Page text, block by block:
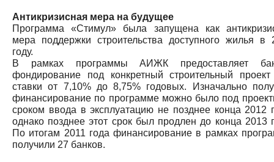
Антикризисная мера на будущее
Программа «Стимул» была запущена как
мера поддержки строительства доступного жилья в
году.
В рамках программы АИЖК предоставляет
фондирование под конкретный строительный
ставки от 7,10% до 8,75% годовых. Изначально
финансирование по программе можно было под
сроком ввода в эксплуатацию не позднее конца 2012
однако позднее этот срок был продлен до конца 2013
По итогам 2011 года финансирование в рамках
получили 27 банков.